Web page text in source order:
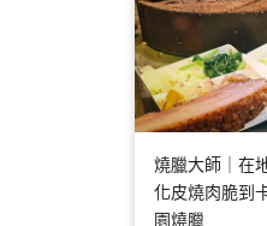
燒臘大師｜在
化皮燒肉脆到
園燒臘